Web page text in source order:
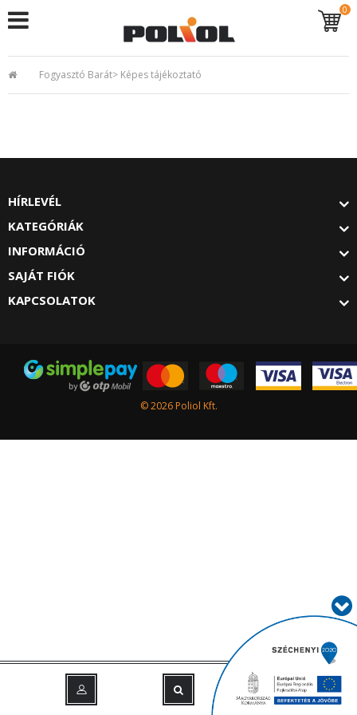
0
Fogyasztó Barát> Képes tájékoztató
HÍRLEVÉL
KATEGÓRIÁK
INFORMÁCIÓ
© 2026 Poliol Kft.
SAJÁT FIÓK
KAPCSOLATOK